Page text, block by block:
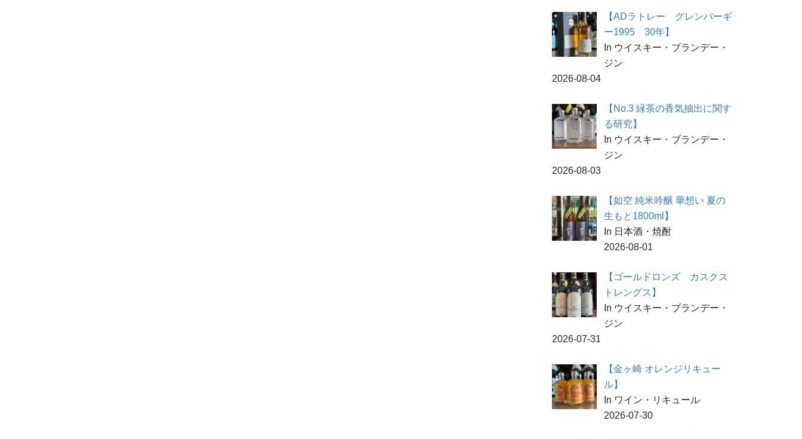
【ADラトレー グレンバーギ
ー1995 30年】
In ウイスキー・ブランデー・
ジン
2026-08-04
【No.3 緑茶の香気抽出に関す
る研究】
In ウイスキー・ブランデー・
ジン
2026-08-03
【如空 純米吟醸 華想い 夏の
生もと1800ml】
In 日本酒・焼酎
2026-08-01
【ゴールドロンズ カスクス
トレングス】
In ウイスキー・ブランデー・
ジン
2026-07-31
【金ヶ崎 オレンジリキュー
ル】
In ワイン・リキュール
2026-07-30